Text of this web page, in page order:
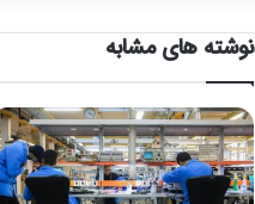
نوشته های مشابه